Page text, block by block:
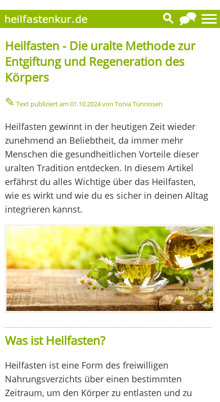
Heilfasten - Die uralte Methode zur
Entgiftung und Regeneration des
Körpers
✎ Text publiziert am 01.10.2024von Tonia Tünnissen
Heilfasten gewinnt in der heutigen Zeit wieder
zunehmend an Beliebtheit, da immer mehr
Menschen die gesundheitlichen Vorteile dieser
uralten Tradition entdecken. In diesem Artikel
erfährst du alles Wichtige über das Heilfasten,
wie es wirkt und wie du es sicher in deinen Alltag
integrieren kannst.
Was ist Heilfasten?
Heilfasten ist eine Form des freiwilligen
Nahrungsverzichts über einen bestimmten
Zeitraum, um den Körper zu entlasten und zu